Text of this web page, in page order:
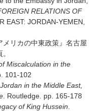
RELATIONS OF
EAST: JORDAN-YEMEN,
リカの中東政策』名古屋
Miscalculation in the
101-102
Jordan in the Middle East,
. Routledge. pp. 165-178
of King Hussein